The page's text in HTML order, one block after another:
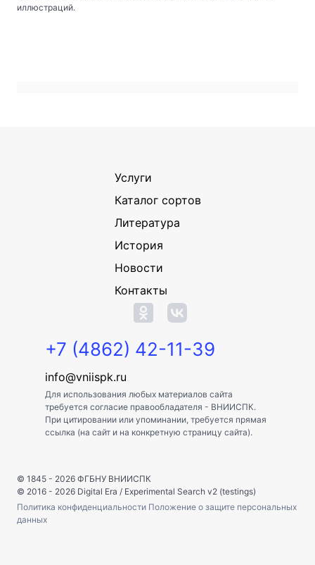
иллюстраций.
Услуги
Каталог сортов
Литература
История
Новости
Контакты
+7 (4862) 42-11-39
info@vniispk.ru
Для использования любых материалов сайта
требуется согласие правообладателя - ВНИИСПК.
При цитировании или упоминании, требуется прямая
ссылка (на сайт и на конкретную страницу сайта).
© 1845 - 2026 ФГБНУ ВНИИСПК
© 2016 - 2026 Digital Era / Experimental Search v2 (testings)
Политика конфиденциальности Положение о защите персональных
данных